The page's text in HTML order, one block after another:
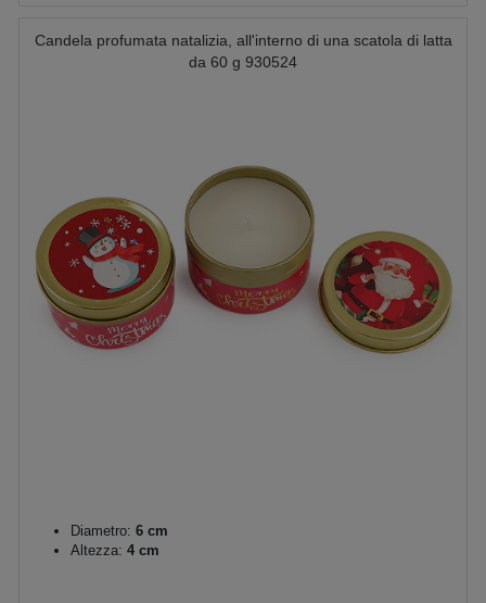
Candela profumata natalizia, all'interno di una scatola di latta
da 60 g 930524
Diametro: 6 cm
Altezza: 4 cm